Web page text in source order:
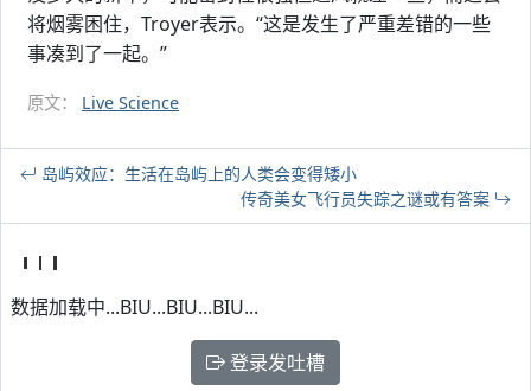
将烟雾困住，Troyer表示。“这是发生了严重差错的一些
事凑到了一起。”
原文： Live Science
岛屿效应：生活在岛屿上的人类会变得矮小
传奇美女飞行员失踪之谜或有答案
数据加载中...BIU...BIU...BIU...
登录发吐槽